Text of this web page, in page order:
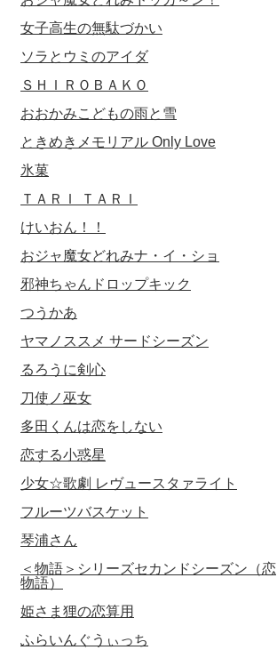
女子高生の無駄づかい
ソラとウミのアイダ
ＳＨＩＲＯＢＡＫＯ
おおかみこどもの雨と雪
ときめきメモリアル Only Love
氷菓
ＴＡＲＩ ＴＡＲＩ
けいおん！！
おジャ魔女どれみナ・イ・ショ
邪神ちゃんドロップキック
つうかあ
ヤマノススメ サードシーズン
るろうに剣心
刀使ノ巫女
多田くんは恋をしない
恋する小惑星
少女☆歌劇 レヴュースタァライト
フルーツバスケット
琴浦さん
＜物語＞シリーズセカンドシーズン（恋
物語）
姫さま狸の恋算用
ふらいんぐうぃっち